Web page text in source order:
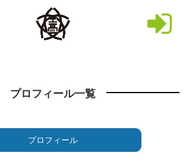
プロフィール一覧
プロフィール